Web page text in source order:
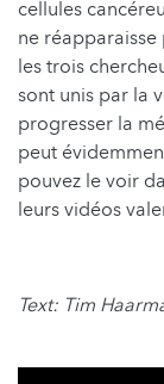
cellules
ne
les trois
sont unis par la
progresser la
peut
pouvez le voir
leurs vidéos
Text: Tim